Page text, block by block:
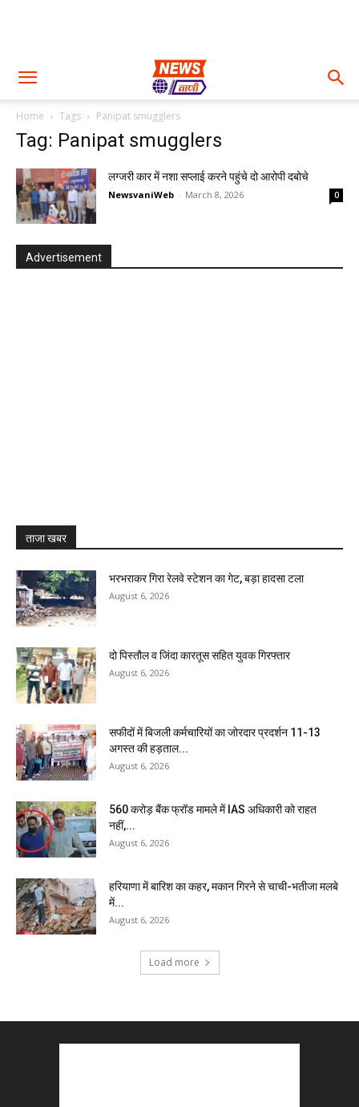
Home Tags Panipat smugglers
Tag: Panipat smugglers
लग्जरी कार में नशा सप्लाई करने पहुंचे दो आरोपी दबोचे
NewsvaniWeb - March 8, 2026 0
Advertisement
ताजा खबर
भरभराकर गिरा रेलवे स्टेशन का गेट, बड़ा हादसा टला
August 6, 2026
दो पिस्तौल व जिंदा कारतूस सहित युवक गिरफ्तार
August 6, 2026
सफीदों में बिजली कर्मचारियों का जोरदार प्रदर्शन 11-13
अगस्त की हड़ताल...
August 6, 2026
₹560 करोड़ बैंक फ्रॉड मामले में IAS अधिकारी को राहत
नहीं,...
August 6, 2026
हरियाणा में बारिश का कहर, मकान गिरने से चाची-भतीजा मलबे
में...
August 6, 2026
Load more